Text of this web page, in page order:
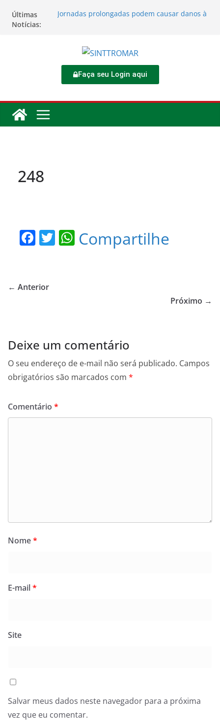
Últimas
Notícias:
Jornadas prolongadas podem causar danos à
Rodoviários se reúnem no 4º Congresso da
Sinttromar garante acordo de R$ 1,7 milhão e
corrige direitos de motoristas da
Transcocamar
dos trabalhadores
Faça seu Login aqui
248
F
e
k
T W
Compartilhe
← Anterior
Próximo →
Deixe um comentário
O seu endereço de e-mail não será publicado. Campos
obrigatórios são marcados com *
Comentário *
Nome*
E-mail*
Site
Salvar meus dados neste navegador para a próxima
vez que eu comentar.